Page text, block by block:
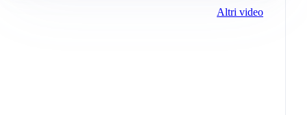
Altri video